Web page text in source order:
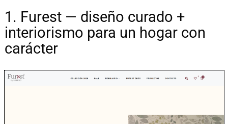
1. Furest — diseño curado +
interiorismo para un hogar con
carácter